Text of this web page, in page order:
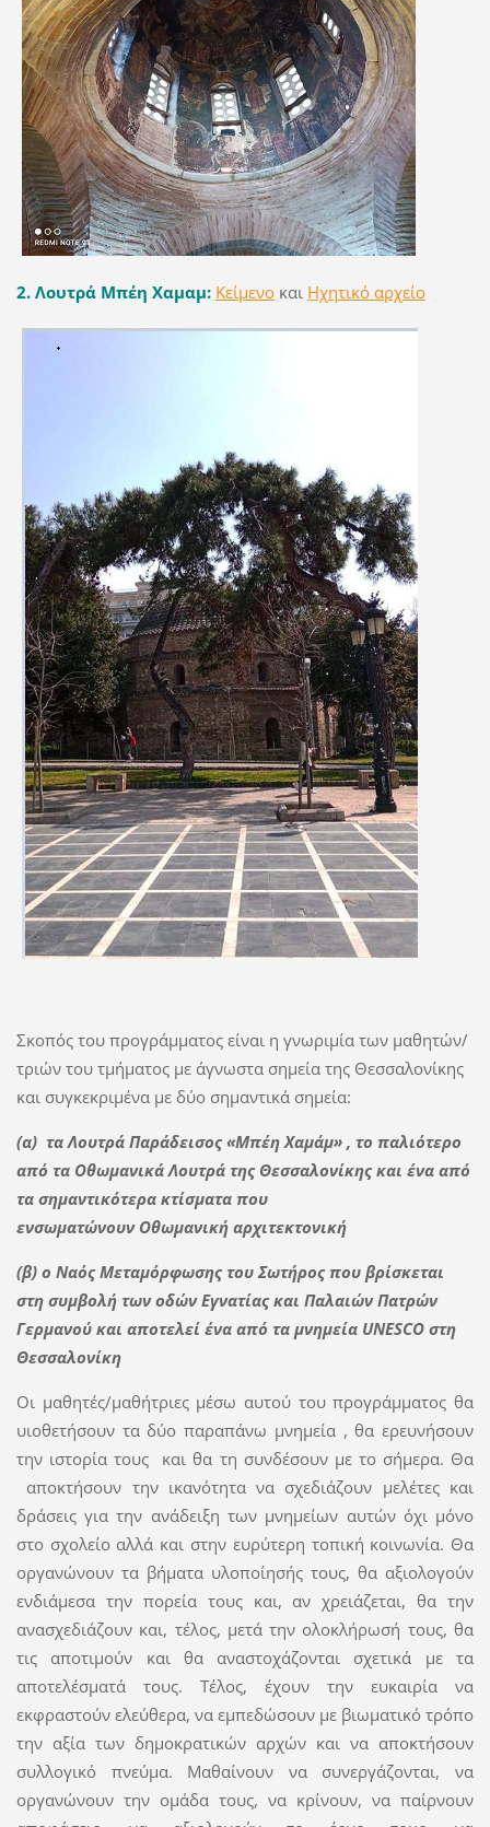
2. Λουτρά Μπέη Χαμαμ: Κείμενοκαι Ηχητικό αρχείο
Σκοπός του προγράμματος είναι η γνωριμία των μαθητών/
τριών του τμήματος με άγνωστα σημεία της Θεσσαλονίκης
και συγκεκριμένα με δύο σημαντικά σημεία:
(α) τα Λουτρά Παράδεισος «Μπέη Χαμάμ» , το παλιότερο
από τα Οθωμανικά Λουτρά της Θεσσαλονίκης και ένα από
τα σημαντικότερα κτίσματα που
ενσωματώνουν Οθωμανική αρχιτεκτονική
(β) ο Ναός Μεταμόρφωσης του Σωτήρος που βρίσκεται
στη συμβολή των οδών Εγνατίας και Παλαιών Πατρών
Γερμανού και αποτελεί ένα από τα μνημεία UNESCO στη
Θεσσαλονίκη
Οι μαθητές/μαθήτριες μέσω αυτού του προγράμματος θα
υιοθετήσουν τα δύο παραπάνω μνημεία , θα ερευνήσουν
την ιστορία τους και θα τη συνδέσουν με το σήμερα. Θα
αποκτήσουν την ικανότητα να σχεδιάζουν μελέτες και
δράσεις για την ανάδειξη των μνημείων αυτών όχι μόνο
στο σχολείο αλλά και στην ευρύτερη τοπική κοινωνία. Θα
οργανώνουν τα βήματα υλοποίησής τους, θα αξιολογούν
ενδιάμεσα την πορεία τους και, αν χρειάζεται, θα την
ανασχεδιάζουν και, τέλος, μετά την ολοκλήρωσή τους, θα
τις αποτιμούν και θα αναστοχάζονται σχετικά με τα
αποτελέσματά τους. Τέλος, έχουν την ευκαιρία να
εκφραστούν ελεύθερα, να εμπεδώσουν με βιωματικό τρόπο
την αξία των δημοκρατικών αρχών και να αποκτήσουν
συλλογικό πνεύμα. Μαθαίνουν να συνεργάζονται, να
οργανώνουν την ομάδα τους, να κρίνουν, να παίρνουν